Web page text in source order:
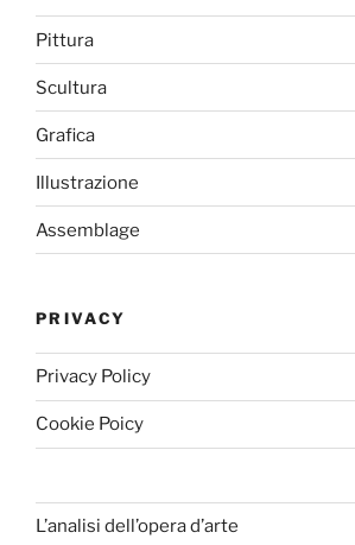
Pittura
Scultura
Grafica
Illustrazione
Assemblage
PRIVACY
Privacy Policy
Cookie Poicy
L’analisi dell’opera d’arte